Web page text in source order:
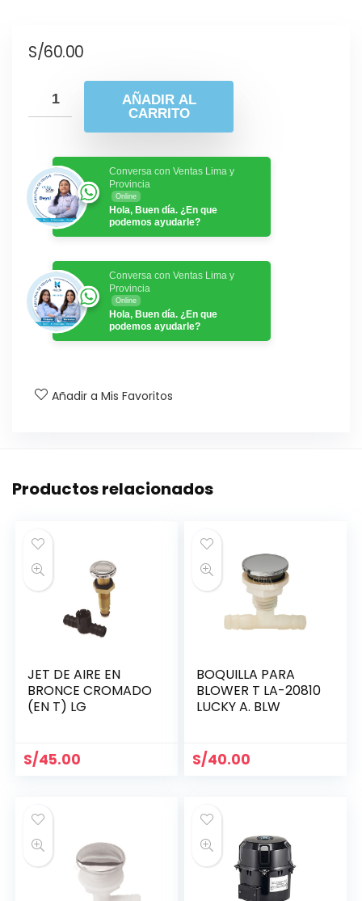
S/60.00
AÑADIR AL
CARRITO
Conversa con Ventas Lima y
Provincia
Online
Hola, Buen día. ¿En que
podemos ayudarle?
Conversa con Ventas Lima y
Provincia
Online
Hola, Buen día. ¿En que
podemos ayudarle?
Añadir a Mis Favoritos
Productos relacionados
JET DE AIRE EN
BRONCE CROMADO
(EN T) LG
S/45.00
BOQUILLA PARA
BLOWER T LA-20810
LUCKY A. BLW
S/40.00